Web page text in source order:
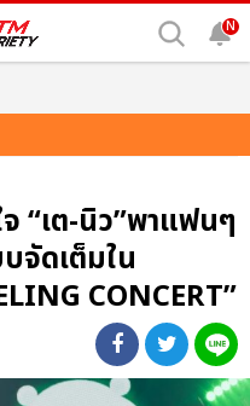
N
“เต-นิว”พาแฟนๆ
จัดเต็มใน
CONCERT”